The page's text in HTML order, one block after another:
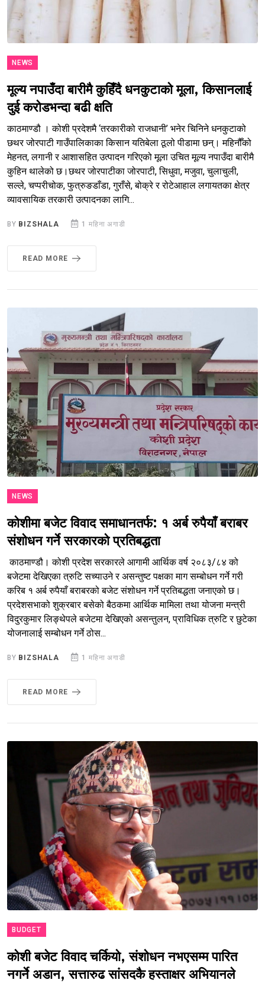
NEWS
मूल्य नपाउँदा बारीमै कुहिँदै धनकुटाको मूला, किसानलाई
दुई करोडभन्दा बढी क्षति
काठमाण्डौ । कोशी प्रदेशमै ‘तरकारीको राजधानी’ भनेर चिनिने धनकुटाको
छथर जोरपाटी गाउँपालिकाका किसान यतिबेला ठूलो पीडामा छन्। महिनौँको
मेहनत, लगानी र आशासहित उत्पादन गरिएको मूला उचित मूल्य नपाउँदा बारीमै
कुहिन थालेको छ।छथर जोरपाटीका जोरपाटी, सिधुवा, मजुवा, चुलाचुली,
सल्ले, चप्परीचोक, फुत्रुङडाँडा, गुराँसे, बोक्रे र रोटेआहाल लगायतका क्षेत्र
व्यावसायिक तरकारी उत्पादनका लागि...
BY BIZSHALA 1 महिना अगाडी
READ MORE
NEWS
कोशीमा बजेट विवाद समाधानतर्फ: १ अर्ब रुपैयाँ बराबर
संशोधन गर्ने सरकारको प्रतिबद्धता
काठमाण्डौ। कोशी प्रदेश सरकारले आगामी आर्थिक वर्ष २०८३/८४ को
बजेटमा देखिएका त्रुटि सच्याउने र असन्तुष्ट पक्षका माग सम्बोधन गर्ने गरी
करिब १ अर्ब रुपैयाँ बराबरको बजेट संशोधन गर्ने प्रतिबद्धता जनाएको छ।
प्रदेशसभाको शुक्रबार बसेको बैठकमा आर्थिक मामिला तथा योजना मन्त्री
विदुरकुमार लिङ्थेपले बजेटमा देखिएको असन्तुलन, प्राविधिक त्रुटि र छुटेका
योजनालाई सम्बोधन गर्ने ठोस...
BY BIZSHALA 1 महिना अगाडी
READ MORE
BUDGET
कोशी बजेट विवाद चर्कियो, संशोधन नभएसम्म पारित
नगर्ने अडान, सत्तारुढ सांसदकै हस्ताक्षर अभियानले